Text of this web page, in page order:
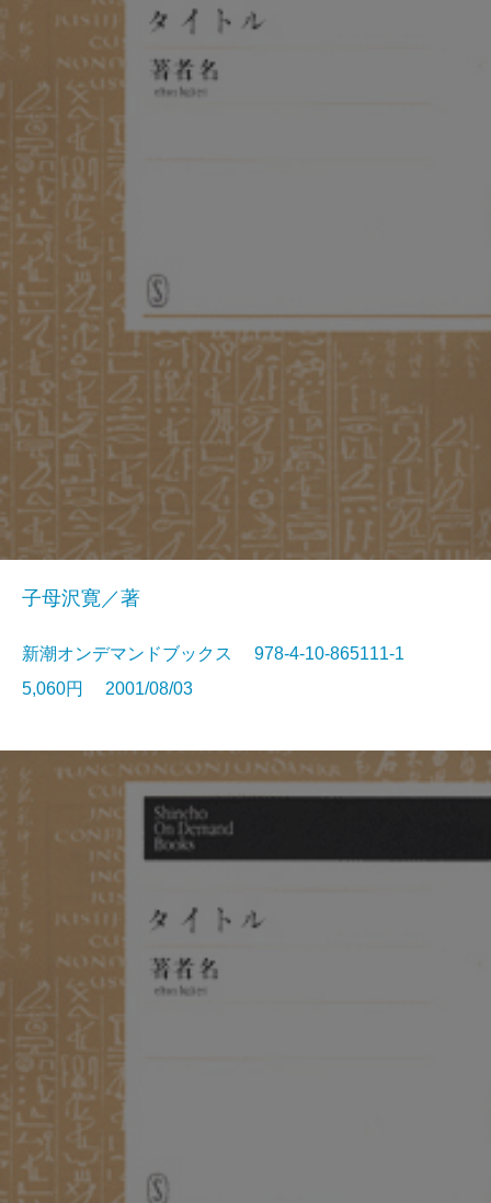
子母沢寛／著
新潮オンデマンドブックス 978-4-10-865111-1
5,060円 2001/08/03